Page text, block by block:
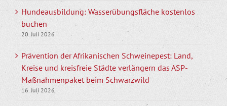
Hundeausbildung: Wasserübungsfläche kostenlos
buchen
20. Juli 2026
Prävention der Afrikanischen Schweinepest: Land,
Kreise und kreisfreie Städte verlängern das ASP-
Maßnahmenpaket beim Schwarzwild
16. Juli 2026